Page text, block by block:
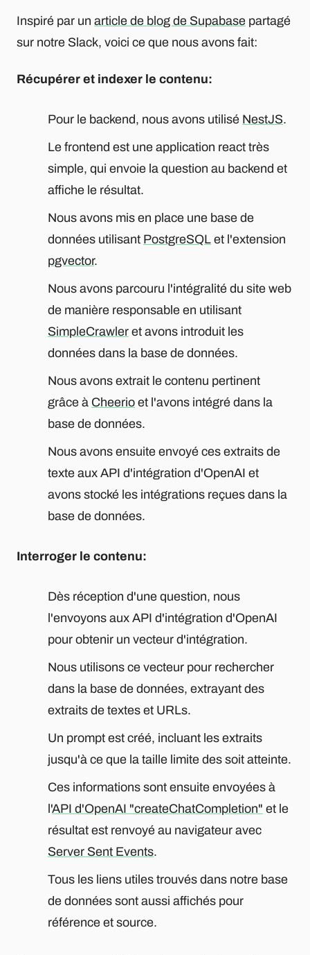
Inspiré par un article de blog de Supabase partagé
sur notre Slack, voici ce que nous avons fait:
Récupérer et indexer le contenu:
Pour le backend, nous avons utilisé NestJS.
Le frontend est une application react très
simple, qui envoie la question au backend et
affiche le résultat.
Nous avons mis en place une base de
données utilisant PostgreSQL et l'extension
pgvector.
Nous avons parcouru l'intégralité du site web
de manière responsable en utilisant
SimpleCrawler et avons introduit les
données dans la base de données.
Nous avons extrait le contenu pertinent
grâce à Cheerio et l'avons intégré dans la
base de données.
Nous avons ensuite envoyé ces extraits de
texte aux API d'intégration d'OpenAI et
avons stocké les intégrations reçues dans la
base de données.
Interroger le contenu:
Dès réception d'une question, nous
l'envoyons aux API d'intégration d'OpenAI
pour obtenir un vecteur d'intégration.
Nous utilisons ce vecteur pour rechercher
dans la base de données, extrayant des
extraits de textes et URLs.
Un prompt est créé, incluant les extraits
jusqu'à ce que la taille limite des soit atteinte.
Ces informations sont ensuite envoyées à
l'API d'OpenAI "createChatCompletion" et le
résultat est renvoyé au navigateur avec
Server Sent Events.
Tous les liens utiles trouvés dans notre base
de données sont aussi affichés pour
référence et source.